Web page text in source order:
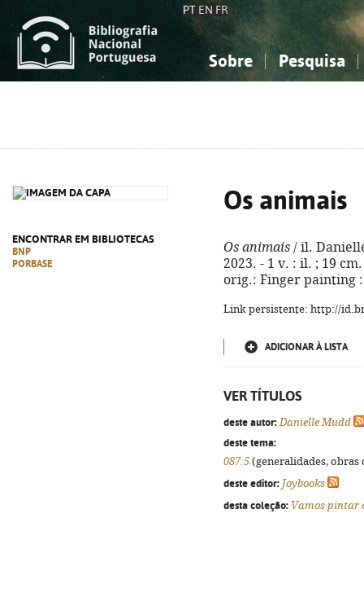
PT EN FR
Sobre Pesquisa
ENCONTRAR EM BIBLIOTECAS
BNP
PORBASE
Os animais
Os animais / il.
2023. - 1 v. : il. ; 19
orig.: Finger painting :
Link persistente: http://
ADICIONAR À LISTA
VER TÍTULOS
deste autor: Danielle Mudd
deste tema:
087.5 (generalidades,
deste editor: Joybooks
desta coleção: Vamos pintar